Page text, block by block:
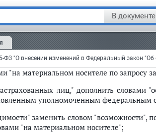
В документе
страхования;";
2022 г.
"на материальном носителе по запросу
лиц," дополнить словами
уполномоченным федеральным
заменить словом "возможности",
"на материальном носителе";